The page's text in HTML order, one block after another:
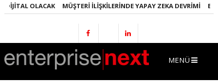
OLACAK MÜŞTERI İLIŞKILERINDE YAPAY ZEKA DEVRIMI
MENÜ